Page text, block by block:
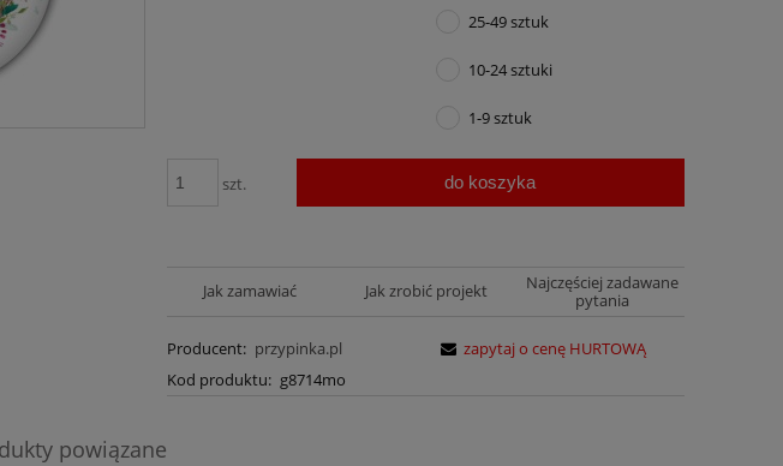
25-49 sztuk
10-24 sztuki
1-9 sztuk
szt. do koszyka
Jak zamawiać Jak zrobić projekt
Najczęściej zadawane
pytania
Producent: przypinka.pl
Kod produktu: g8714mo
zapytaj o cenę HURTOWĄ
powiązane